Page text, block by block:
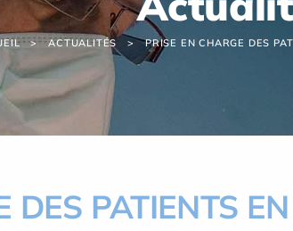
ACTUALITÉS PRISE EN CHARGE DES
DES PATIENTS